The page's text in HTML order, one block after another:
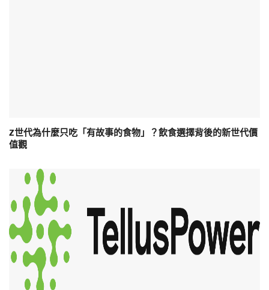
Z世代為什麼只吃「有故事的食物」？飲食選擇背後的新世代價
值觀